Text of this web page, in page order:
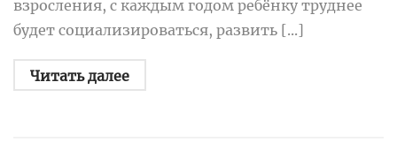
взросления, с каждым годом ребёнку труднее
будет социализироваться, развить [...]
Читать далее